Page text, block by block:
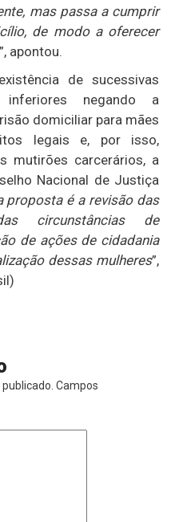
mas passa a cumprir
de modo a oferecer
”, apontou.
de sucessivas
negando a
domiciliar para mães
legais e, por isso,
mutirões carcerários, a
Nacional de Justiça
proposta é a revisão das
circunstâncias de
de ações de cidadania
dessas mulheres”,
Campos